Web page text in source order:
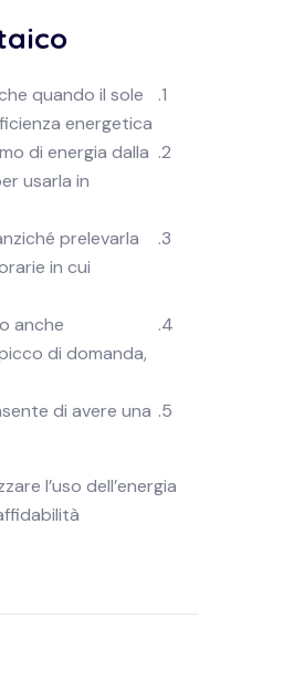
quando il sole
energetica.
di energia dalla
usarla in
prelevarla
in cui
anche
di domanda,
di avere una
l’uso dell’energia